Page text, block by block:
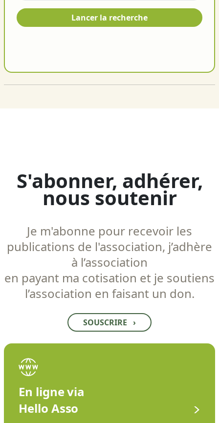
Lancer la recherche
S'abonner, adhérer,
nous soutenir
Je m'abonne pour recevoir les
publications de l'association, j’adhère
à l’association
en payant ma cotisation et je soutiens
l’association en faisant un don.
SOUSCRIRE ›
En ligne via
Hello Asso